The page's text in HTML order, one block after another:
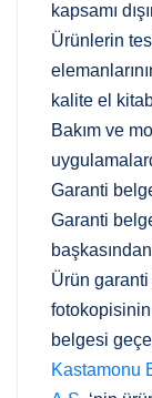
kapsamı
Ürünlerin
kalite el
Bakım ve
Garanti
Garanti
Ürün garanti
belgesi
Kastamonu